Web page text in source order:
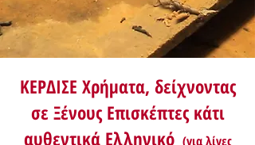
ΚΕΡΔΙΣΕ Χρήματα, δείχνοντας
σε Ξένους Επισκέπτες κάτι
αυθεντικά Ελληνικό (για λίγες